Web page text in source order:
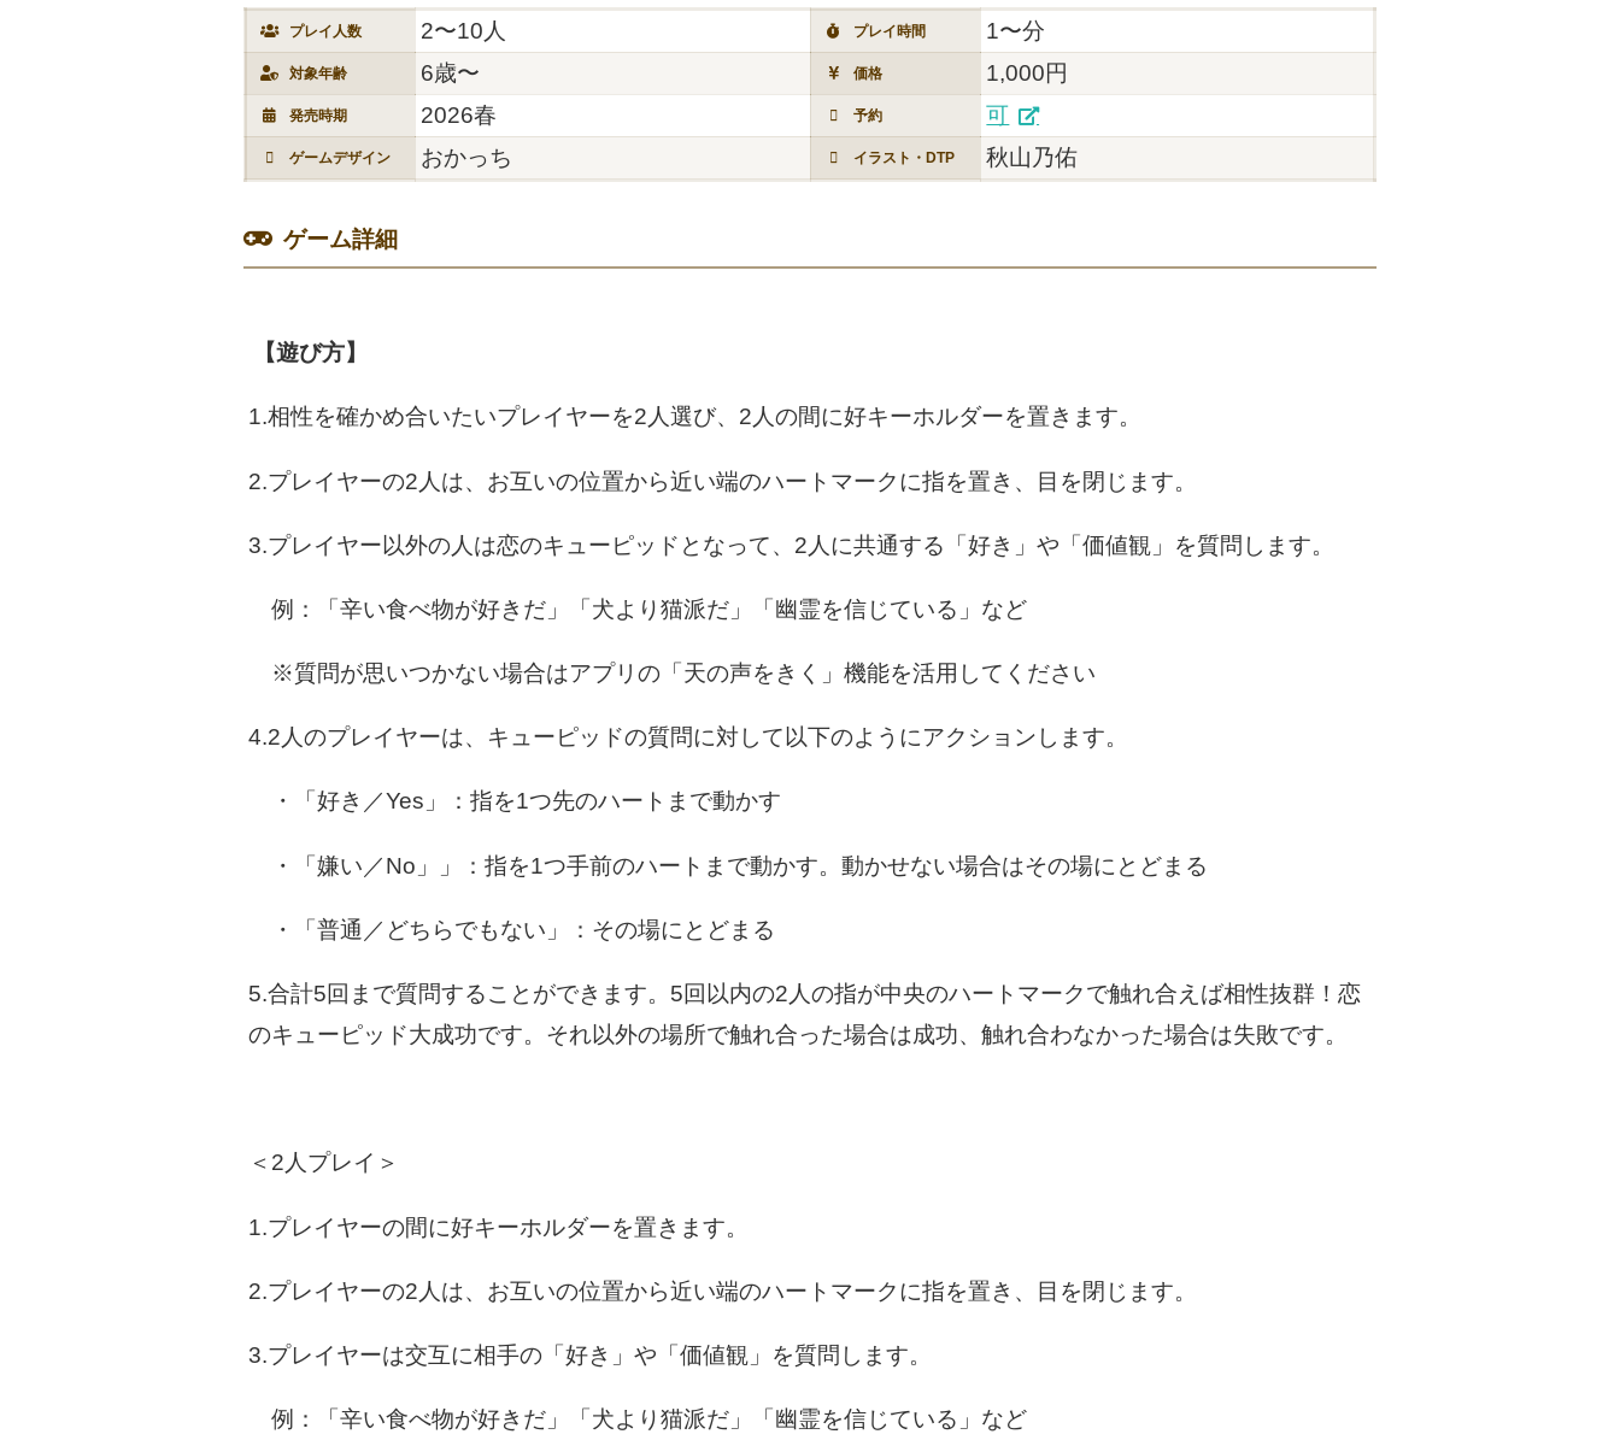
プレイ人数 2〜10人 プレイ時間 1〜分
対象年齢 6歳〜 価格 1,000円
発売時期 2026春 予約 可
ゲームデザイン おかっち イラスト・DTP 秋山乃佑
ゲーム詳細
【遊び方】
1.相性を確かめ合いたいプレイヤーを2人選び、2人の間に好キーホルダーを置きます。
2.プレイヤーの2人は、お互いの位置から近い端のハートマークに指を置き、目を閉じます。
3.プレイヤー以外の人は恋のキューピッドとなって、2人に共通する「好き」や「価値観」を質問します。
例：「辛い食べ物が好きだ」「犬より猫派だ」「幽霊を信じている」など
※質問が思いつかない場合はアプリの「天の声をきく」機能を活用してください
4.2人のプレイヤーは、キューピッドの質問に対して以下のようにアクションします。
・「好き／Yes」：指を1つ先のハートまで動かす
・「嫌い／No」」：指を1つ手前のハートまで動かす。動かせない場合はその場にとどまる
・「普通／どちらでもない」：その場にとどまる
5.合計5回まで質問することができます。5回以内の2人の指が中央のハートマークで触れ合えば相性抜群！恋
のキューピッド大成功です。それ以外の場所で触れ合った場合は成功、触れ合わなかった場合は失敗です。
＜2人プレイ＞
1.プレイヤーの間に好キーホルダーを置きます。
2.プレイヤーの2人は、お互いの位置から近い端のハートマークに指を置き、目を閉じます。
3.プレイヤーは交互に相手の「好き」や「価値観」を質問します。
例：「辛い食べ物が好きだ」「犬より猫派だ」「幽霊を信じている」など